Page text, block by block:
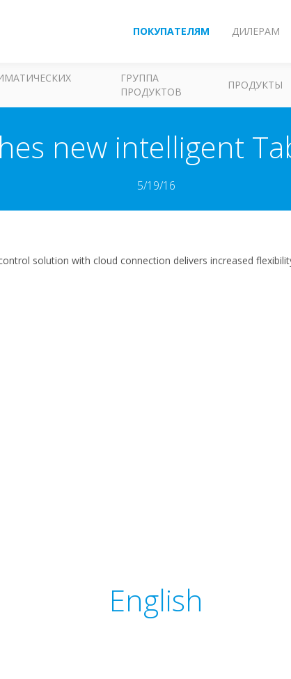
ПОКУПАТЕЛЯМ ДИЛЕРАМ
ГРУППА
ПРОДУКТОВ
ПРОДУКТЫ
new intelligent
5/19/16
solution with cloud connection delivers increased
English